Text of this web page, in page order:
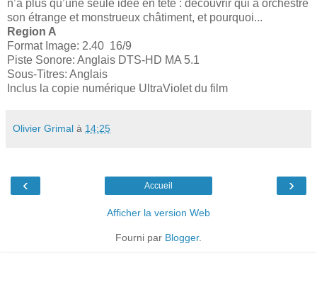
n’a plus qu’une seule idée en tête : découvrir qui a orchestré
son étrange et monstrueux châtiment, et pourquoi...
Region A
Format Image: 2.40 16/9
Piste Sonore: Anglais DTS-HD MA 5.1
Sous-Titres: Anglais
Inclus la copie numérique UltraViolet du film
Olivier Grimal à 14:25
‹ ›
Accueil
Afficher la version Web
Fourni par Blogger.